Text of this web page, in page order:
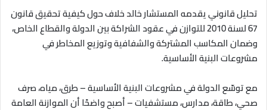
تحليل قانوني يقدمه المستشار خالد خلاف حول كيفية تحقيق قانون
67 لسنة 2010 للتوازن في عقود الشراكة بين الدولة والقطاع الخاص،
وضمان المكاسب المشتركة والشفافية وتوزيع المخاطر في
مشروعات البنية الأساسية.
مع توسّع الدولة في مشروعات البنية الأساسية – طرق، مياه، صرف
صحي، طاقة، مدارس، مستشفيات – أصبح واضحًا أن الموازنة العامة